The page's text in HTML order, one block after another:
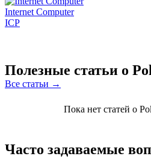
Internet Computer
ICP
Полезные статьи о
Все статьи →
Пока нет статей о
Часто задаваемые